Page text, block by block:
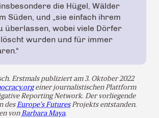
die Hügel, Wälder
Süden, und „sie einfach ihrem
überlassen, wobei viele Dörfer
wurden und für immer
Erstmals publiziert am 3. Oktober 2022
einer journalistischen Plattform
Reporting Network. Der vorliegende
desEurope’s FuturesProjekts entstanden.
vonBarbara Maya.